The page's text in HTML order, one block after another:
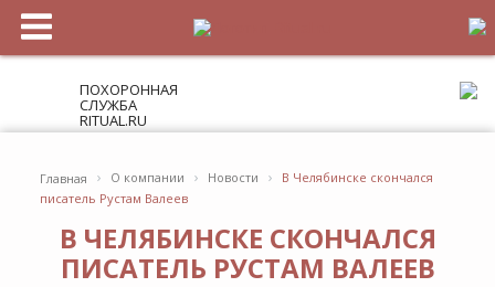
ПОХОРОННАЯ
СЛУЖБА
RITUAL.RU
Главная › О компании › Новости ›
В Челябинске скончался
писатель Рустам Валеев
В ЧЕЛЯБИНСКЕ СКОНЧАЛСЯ
ПИСАТЕЛЬ РУСТАМ ВАЛЕЕВ